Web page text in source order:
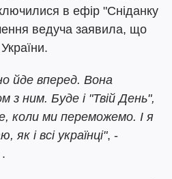
в ефір "Сніданку
ведуча заявила, що
йде вперед. Вона
з ним. Буде і "Твій День",
коли ми переможемо. І я
і всі українці", -